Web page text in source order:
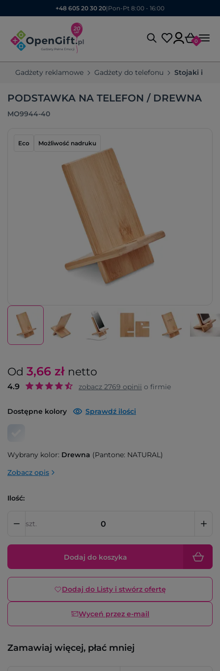
+48 605 20 30 20| Pon-Pt 8:00 - 16:00
0
Gadżety reklamowe Gadżety do telefonu Stojaki i
PODSTAWKA NA TELEFON / DREWNA
MO9944-40
Eco Możliwość nadruku
Od 3,66 zł netto
4.9 zobacz 2769 opinii o firmie
Dostępne kolory Sprawdź ilości
Wybrany kolor: Drewna (Pantone: NATURAL)
Zobacz opis
Ilość:
szt.
Dodaj do koszyka
Dodaj do Listy i stwórz ofertę
Wyceń przez e-mail
Zamawiaj więcej, płać mniej